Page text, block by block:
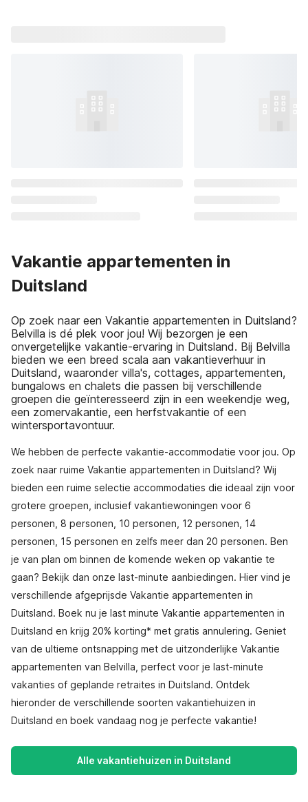
Vakantie appartementen in
Duitsland
Op zoek naar een Vakantie appartementen in Duitsland?
Belvilla is dé plek voor jou! Wij bezorgen je een
onvergetelijke vakantie-ervaring in Duitsland. Bij Belvilla
bieden we een breed scala aan vakantieverhuur in
Duitsland, waaronder villa's, cottages, appartementen,
bungalows en chalets die passen bij verschillende
groepen die geïnteresseerd zijn in een weekendje weg,
een zomervakantie, een herfstvakantie of een
wintersportavontuur.
We hebben de perfecte vakantie-accommodatie voor jou. Op
zoek naar ruime Vakantie appartementen in Duitsland? Wij
bieden een ruime selectie accommodaties die ideaal zijn voor
grotere groepen, inclusief vakantiewoningen voor 6
personen, 8 personen, 10 personen, 12 personen, 14
personen, 15 personen en zelfs meer dan 20 personen. Ben
je van plan om binnen de komende weken op vakantie te
gaan? Bekijk dan onze last-minute aanbiedingen. Hier vind je
verschillende afgeprijsde Vakantie appartementen in
Duitsland. Boek nu je last minute Vakantie appartementen in
Duitsland en krijg 20% korting* met gratis annulering. Geniet
van de ultieme ontsnapping met de uitzonderlijke Vakantie
appartementen van Belvilla, perfect voor je last-minute
vakanties of geplande retraites in Duitsland. Ontdek
hieronder de verschillende soorten vakantiehuizen in
Duitsland en boek vandaag nog je perfecte vakantie!
Alle vakantiehuizen in Duitsland